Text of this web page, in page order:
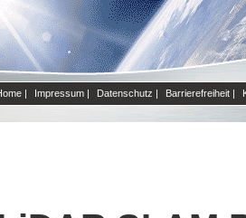
| Impressum | Datenschutz | Barrierefreiheit |